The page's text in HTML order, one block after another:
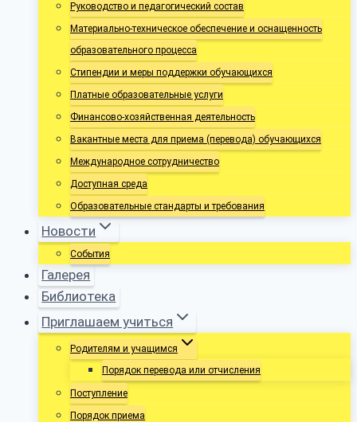
Руководство и педагогический состав
Материально-техническое обеспечение и оснащенность
образовательного процесса
Стипендии и меры поддержки обучающихся
Платные образовательные услуги
Финансово-хозяйственная деятельность
Вакантные места для приема (перевода) обучающихся
Международное сотрудничество
Доступная среда
Образовательные стандарты и требования
Новости
События
Галерея
Библиотека
Приглашаем учиться
Родителям и учащимся
Порядок перевода или отчисления
Поступление
Порядок приема